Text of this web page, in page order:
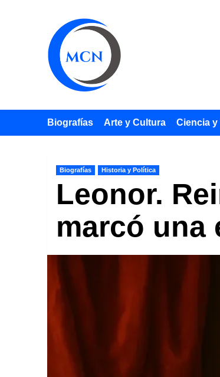
Biografías Arte y Cultura Ciencia y
Biografías Historia y Política
Leonor.
marcó una